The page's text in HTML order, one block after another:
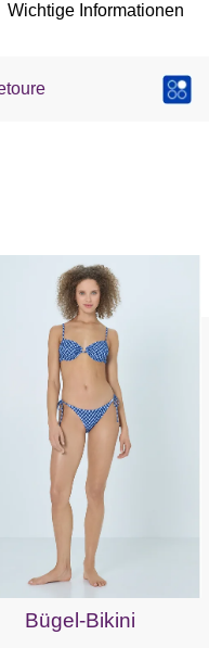
Wichtige Informationen
Bügel-Bikini